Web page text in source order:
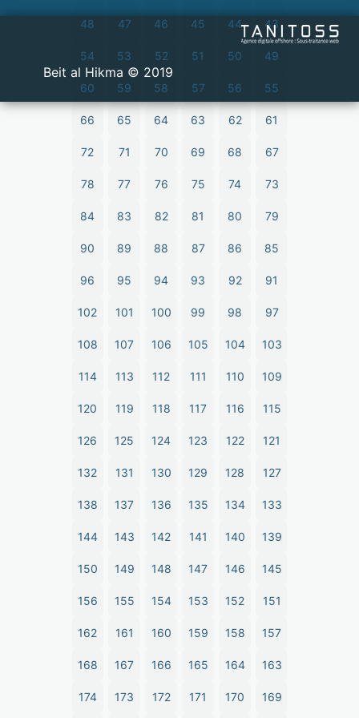
43
44
45
46
47
48
49
50
51
52
53
54
55
56
57
58
59
60
61
62
63
64
65
66
67
68
69
70
71
72
73
74
75
76
77
78
79
80
81
82
83
84
85
86
87
88
89
90
91
92
93
94
95
96
97
98
99
100
101
102
103
104
105
106
107
108
109
110
111
112
113
114
115
116
117
118
119
120
121
122
123
124
125
126
127
128
129
130
131
132
133
134
135
136
137
138
139
140
141
142
143
144
145
146
147
148
149
150
151
152
153
154
155
156
157
158
159
160
161
162
163
164
165
166
167
168
169
170
171
172
173
174
2019 © Beit al Hikma